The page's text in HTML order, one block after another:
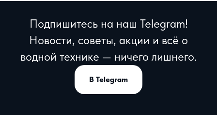
Подпишитесь на наш Telegram!
Новости, советы, акции и всё о
водной технике — ничего лишнего.
В Telegram